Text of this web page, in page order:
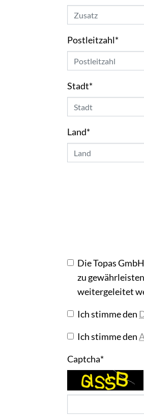
Postleitzahl*
Stadt*
Land*
Die Topas
zu
weitergeleitet
Ich stimme den
Ich stimme den
Captcha*